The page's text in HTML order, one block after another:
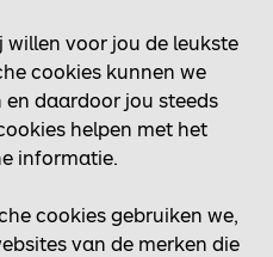
voor jou de leukste
cookies kunnen we
daardoor jou steeds
helpen met het
informatie.
cookies gebruiken we,
van de merken die